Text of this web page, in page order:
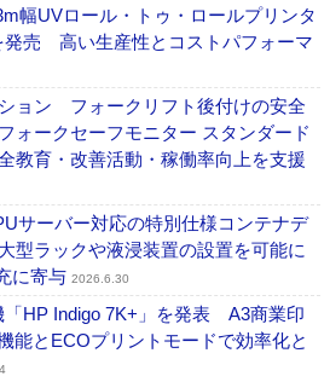
幅UVロール・トゥ・ロールプリンタ
発売 高い生産性とコストパフォーマ
ョン フォークリフト後付けの安全
ォークセーフモニター スタンダード
教育・改善活動・稼働率向上を支援
サーバー対応の特別仕様コンテナデ
ラックや液浸装置の設置を可能に
に寄与 2026.6.30
HP Indigo 7K+」を発表 A3商業印
能とECOプリントモードで効率化と